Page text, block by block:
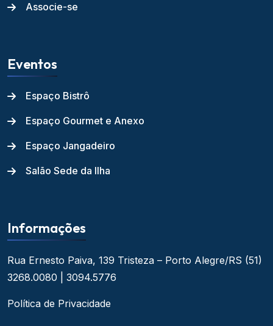
Associe-se
Eventos
Espaço Bistrô
Espaço Gourmet e Anexo
Espaço Jangadeiro
Salão Sede da Ilha
Informações
Rua Ernesto Paiva, 139 Tristeza – Porto Alegre/RS (51)
3268.0080 | 3094.5776
Política de Privacidade